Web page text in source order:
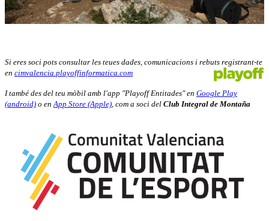
Si eres soci pots consultar les teues dades, comunicacions i rebuts registrant-te
en cimvalencia.playoffinformatica.com
I també des del teu mòbil amb l'app "Playoff Entitades" en Google Play
(android) o enApp Store (Apple), com a soci del Club Integral de Montaña